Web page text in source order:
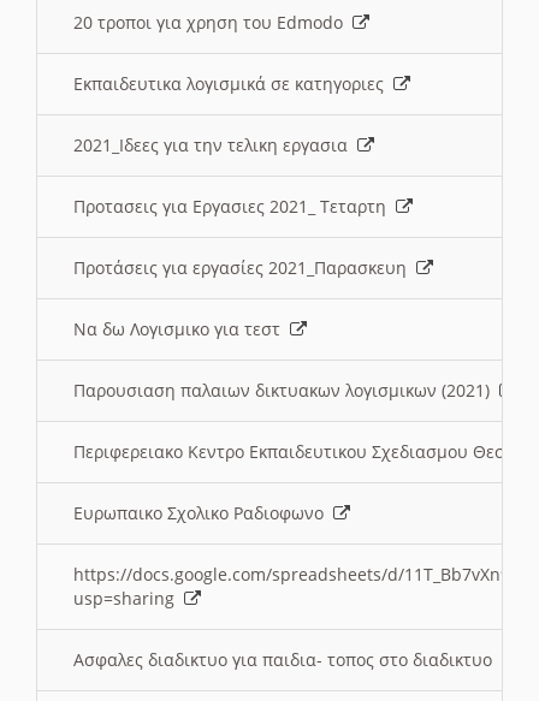
20 τροποι για χρηση του Edmodo
Εκπαιδευτικα λογισμικά σε κατηγοριες
2021_Ιδεες για την τελικη εργασια
Προτασεις για Εργασιες 2021_ Τεταρτη
Προτάσεις για εργασίες 2021_Παρασκευη
Να δω Λογισμικο για τεστ
Παρουσιαση παλαιων δικτυακων λογισμικων (2021)
Περιφερειακο Κεντρο Εκπαιδευτικου Σχεδιασμου
Ευρωπαικο Σχολικο Ραδιοφωνο
https://docs.google.com/spreadsheets/d/
usp=sharing
Ασφαλες διαδικτυο για παιδια- τοπος στο διαδικτυο